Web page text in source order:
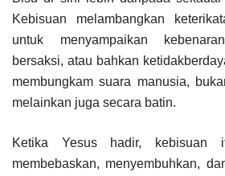
Kebisuan melambangkan
untuk menyampaikan
bersaksi, atau bahkan
membungkam suara manusia,
melainkan juga secara batin.
Ketika Yesus hadir, kebisuan
membebaskan, menyembuhkan,